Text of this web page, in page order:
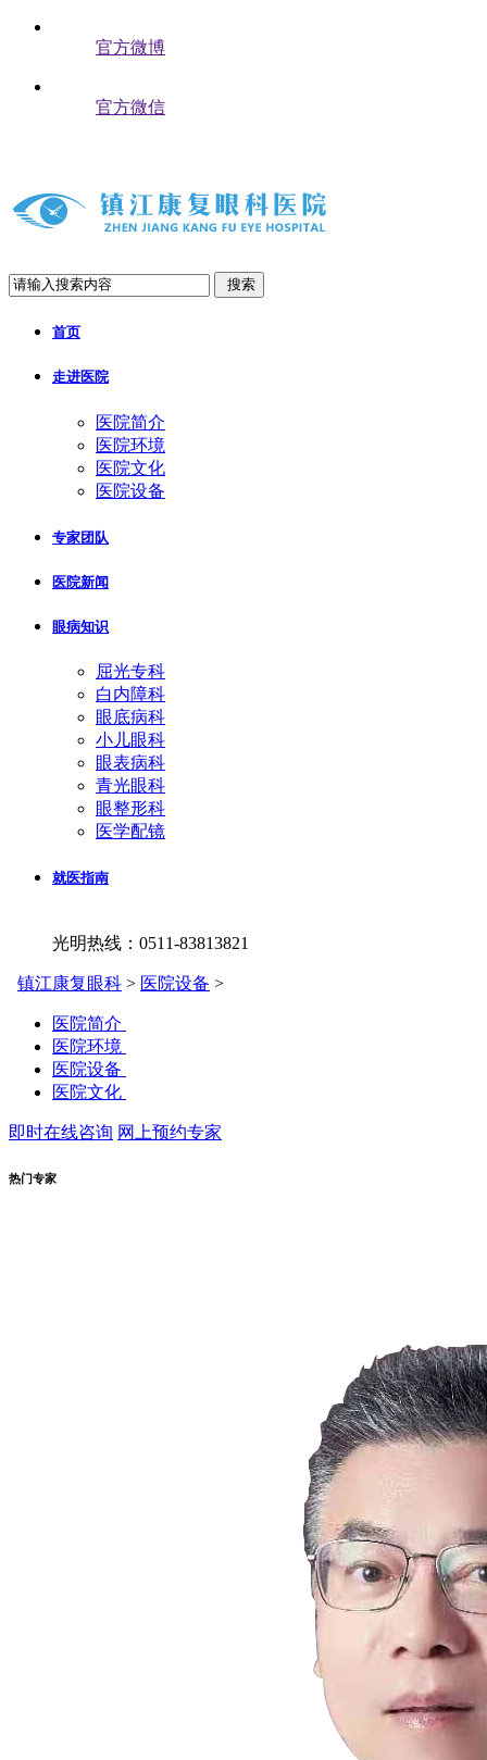
官方微博
官方微信
搜索
首页
走进医院
医院简介
医院环境
医院文化
医院设备
专家团队
医院新闻
眼病知识
屈光专科
白内障科
眼底病科
小儿眼科
眼表病科
青光眼科
眼整形科
医学配镜
就医指南
光明热线：0511-83813821
镇江康复眼科 > 医院设备 >
医院简介
医院环境
医院设备
医院文化
即时在线咨询 网上预约专家
热门专家